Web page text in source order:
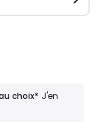
choix* J'en